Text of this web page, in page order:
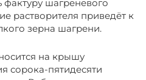
фактуру шагреневого
растворителя приведёт к
зерна шагрени.
на крышу
сорока-пятидесяти